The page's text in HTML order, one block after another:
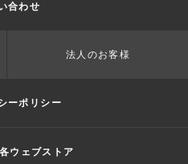
合わせ
法人のお客様
ーポリシー
ウェブストア